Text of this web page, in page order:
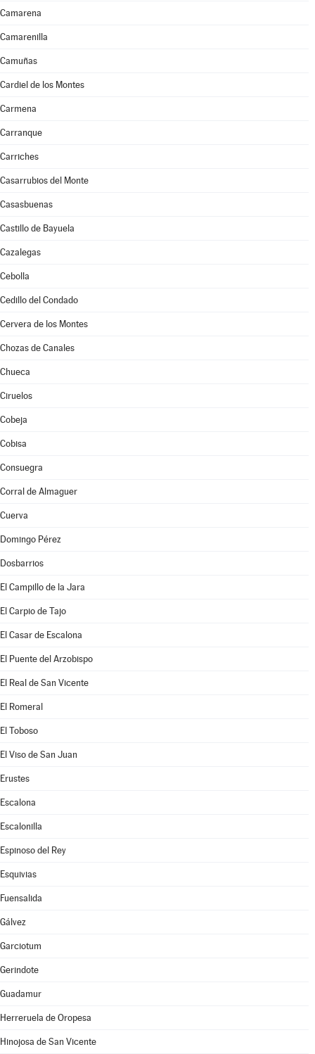
Camarena
Camarenilla
Camuñas
Cardiel de los Montes
Carmena
Carranque
Carriches
Casarrubios del Monte
Casasbuenas
Castillo de Bayuela
Cazalegas
Cebolla
Cedillo del Condado
Cervera de los Montes
Chozas de Canales
Chueca
Ciruelos
Cobeja
Cobisa
Consuegra
Corral de Almaguer
Cuerva
Domingo Pérez
Dosbarrios
El Campillo de la Jara
El Carpio de Tajo
El Casar de Escalona
El Puente del Arzobispo
El Real de San Vicente
El Romeral
El Toboso
El Viso de San Juan
Erustes
Escalona
Escalonilla
Espinoso del Rey
Esquivias
Fuensalida
Gálvez
Garciotum
Gerindote
Guadamur
Herreruela de Oropesa
Hinojosa de San Vicente